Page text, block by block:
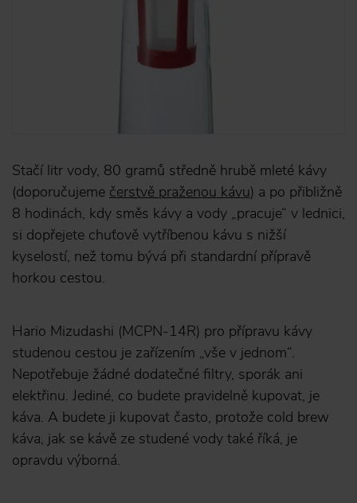
Stačí litr vody, 80 gramů středně hrubě mleté kávy
(doporučujeme čerstvě praženou kávu) a po přibližně
8 hodinách, kdy směs kávy a vody „pracuje“ v lednici,
si dopřejete chuťově vytříbenou kávu s nižší
kyselostí, než tomu bývá při standardní přípravě
horkou cestou.
Hario Mizudashi (MCPN-14R) pro přípravu kávy
studenou cestou je zařízením „vše v jednom“.
Nepotřebuje žádné dodatečné filtry, sporák ani
elektřinu. Jediné, co budete pravidelně kupovat, je
káva. A budete ji kupovat často, protože cold brew
káva, jak se kávě ze studené vody také říká, je
opravdu výborná.